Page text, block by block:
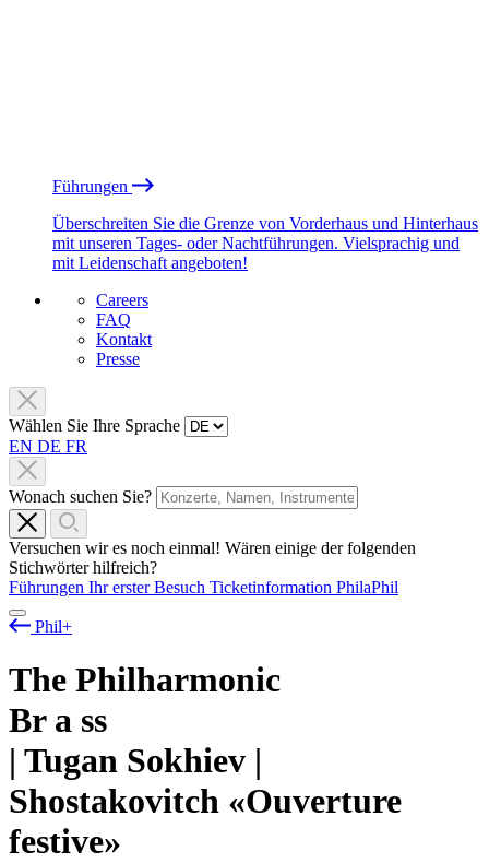
Führungen
Überschreiten Sie die Grenze von Vorderhaus und Hinterhaus
mit unseren Tages- oder Nachtführungen. Vielsprachig und
mit Leidenschaft angeboten!
Careers
FAQ
Kontakt
Presse
Wählen Sie Ihre Sprache
EN DE FR
Wonach suchen Sie?
Versuchen wir es noch einmal! Wären einige der folgenden
Stichwörter hilfreich?
Führungen Ihr erster Besuch Ticketinformation PhilaPhil
Phil+
The Philharmonic
Br a ss
| Tugan Sokhiev |
Shostakovitch «Ouverture
festive»